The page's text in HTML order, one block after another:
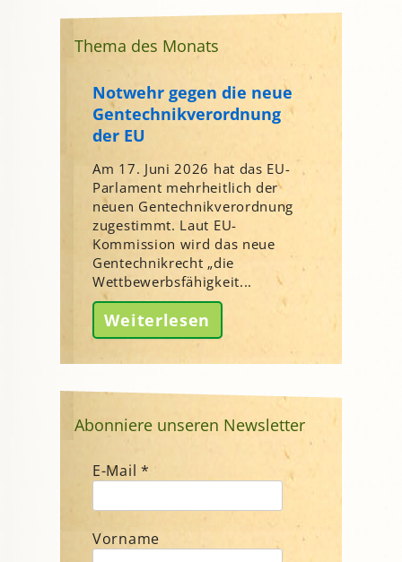
Thema des Monats
Notwehr gegen die neue
Gentechnikverordnung
der EU
Am 17. Juni 2026 hat das EU-
Parlament mehrheitlich der
neuen Gentechnikverordnung
zugestimmt. Laut EU-
Kommission wird das neue
Gentechnikrecht „die
Wettbewerbsfähigkeit...
Weiterlesen
Abonniere unseren Newsletter
E-Mail *
Vorname